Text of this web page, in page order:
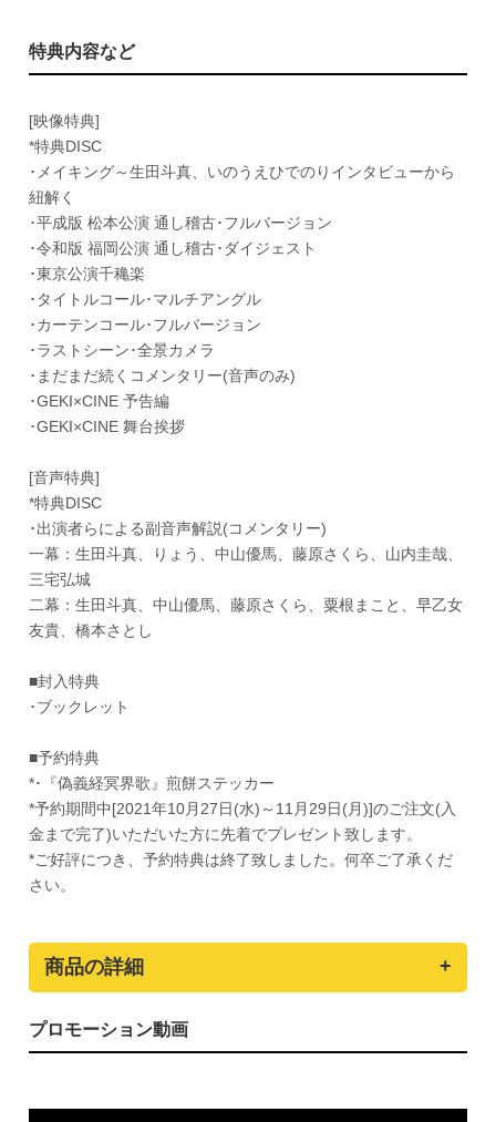
特典内容など
[映像特典]
*特典DISC
･メイキング～生田斗真、いのうえひでのりインタビューから
紐解く
･平成版 松本公演 通し稽古･フルバージョン
･令和版 福岡公演 通し稽古･ダイジェスト
･東京公演千穐楽
･タイトルコール･マルチアングル
･カーテンコール･フルバージョン
･ラストシーン･全景カメラ
･まだまだ続くコメンタリー(音声のみ)
･GEKI×CINE 予告編
･GEKI×CINE 舞台挨拶
[音声特典]
*特典DISC
･出演者らによる副音声解説(コメンタリー)
一幕：生田斗真、りょう、中山優馬、藤原さくら、山内圭哉、
三宅弘城
二幕：生田斗真、中山優馬、藤原さくら、粟根まこと、早乙女
友貴、橋本さとし
■封入特典
･ブックレット
■予約特典
*･『偽義経冥界歌』煎餅ステッカー
*予約期間中[2021年10月27日(水)～11月29日(月)]のご注文(入
金まで完了)いただいた方に先着でプレゼント致します。
*ご好評につき、予約特典は終了致しました。何卒ご了承くだ
さい。
商品の詳細
プロモーション動画